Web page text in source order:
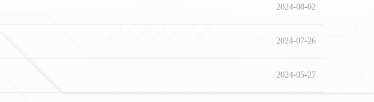
2024-08-02
2024-07-26
2024-05-27